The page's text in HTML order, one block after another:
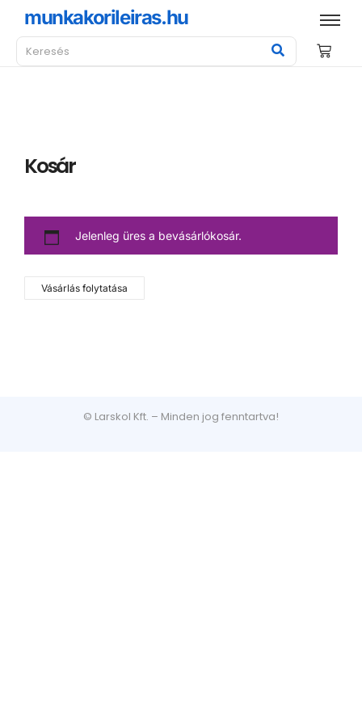
munkakorileiras.hu
Kosár
Jelenleg üres a bevásárlókosár.
Vásárlás folytatása
© Larskol Kft. – Minden jog fenntartva!